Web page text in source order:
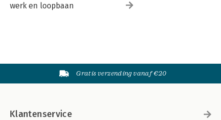
werk en loopbaan
Gratis verzending vanaf €20
Klantenservice